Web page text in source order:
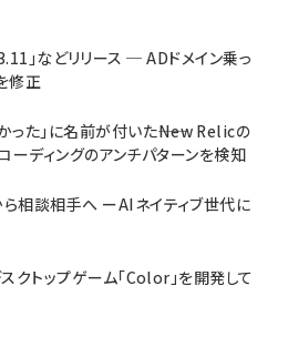
」などリリース ─ ADドメイン乗っ
修正
た」に名前が付いた――New Relicの
ディングのアンチパターンを検知
ら相談相手へ ーAIネイティブ世代に
スクトップゲーム「Color」を開発して